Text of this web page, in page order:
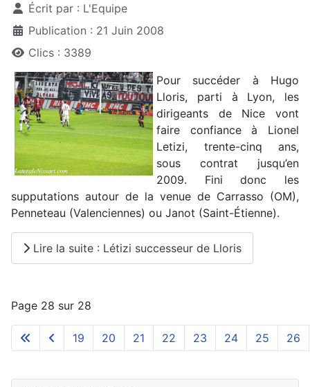
Écrit par : L'Equipe
Publication : 21 Juin 2008
Clics : 3389
Pour succéder à Hugo
Lloris, parti à Lyon, les
dirigeants de Nice vont
faire confiance à Lionel
Letizi, trente-cinq ans,
sous contrat jusqu’en
2009. Fini donc les
supputations autour de la venue de Carrasso (OM),
Penneteau (Valenciennes) ou Janot (Saint-Étienne).
Lire la suite : Létizi successeur de Lloris
Page 28 sur 28
19 20 21 22 23 24 25 26